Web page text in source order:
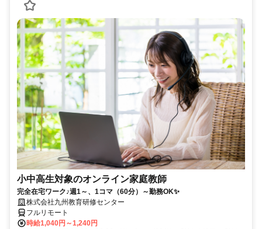
小中高生対象のオンライン家庭教師
完全在宅ワーク♪週1～、1コマ（60分）～勤務OK✨
株式会社九州教育研修センター
フルリモート
時給1,040円～1,240円